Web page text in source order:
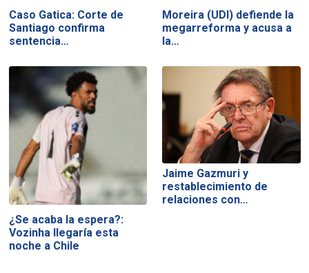
Caso Gatica: Corte de
Santiago confirma
sentencia…
Moreira (UDI) defiende la
megarreforma y acusa a
la…
¿Se acaba la espera?:
Vozinha llegaría esta
noche a Chile
Jaime Gazmuri y
restablecimiento de
relaciones con…